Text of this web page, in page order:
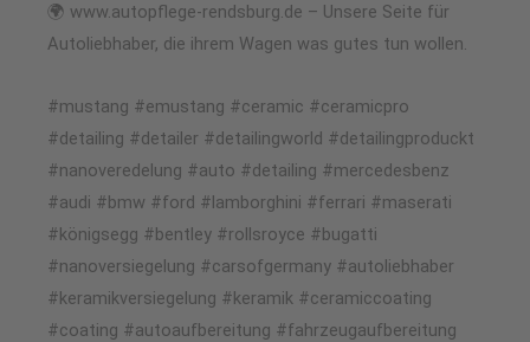
🌍 www.autopflege-rendsburg.de – Unsere Seite für
Autoliebhaber, die ihrem Wagen was gutes tun wollen.
#mustang #emustang #ceramic #ceramicpro
#detailing #detailer #detailingworld #detailingproduckt
#nanoveredelung #auto #detailing #mercedesbenz
#audi #bmw #ford #lamborghini #ferrari #maserati
#königsegg #bentley #rollsroyce #bugatti
#nanoversiegelung #carsofgermany #autoliebhaber
#keramikversiegelung #keramik #ceramiccoating
#coating #autoaufbereitung #fahrzeugaufbereitung